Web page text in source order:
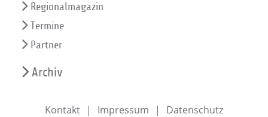
Regionalmagazin
Termine
Partner
Archiv
Kontakt Impressum Datenschutz